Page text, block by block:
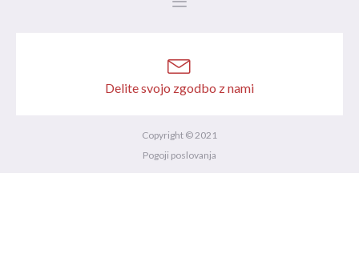
Delite svojo zgodbo z nami
Copyright © 2021
Pogoji poslovanja